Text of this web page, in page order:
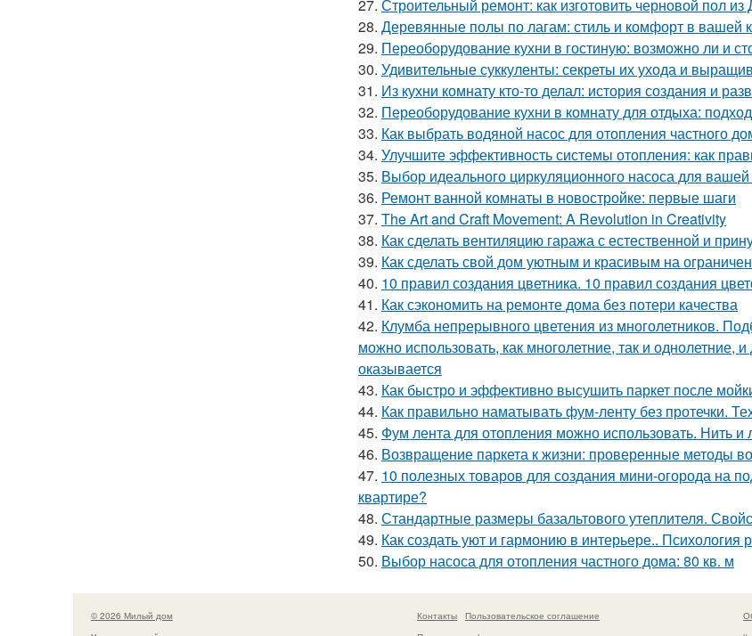
27. Строительный ремонт: как изготовить черновой пол
28. Деревянные полы по лагам: стиль и комфорт в вашей
29. Переоборудование кухни в гостиную: возможно ли и
30. Удивительные суккуленты: секреты их ухода и
31. Из кухни комнату кто-то делал: история создания и
32. Переоборудование кухни в комнату для отдыха:
33. Как выбрать водяной насос для отопления частного
34. Улучшите эффективность системы отопления: как
35. Выбор идеального циркуляционного насоса для
36. Ремонт ванной комнаты в новостройке: первые шаги
37. The Art and Craft Movement: A Revolution in Creativity
38. Как сделать вентиляцию гаража с естественной и
39. Как сделать свой дом уютным и красивым на
40. 10 правил создания цветника. 10 правил создания
41. Как сэкономить на ремонте дома без потери качества
42. Клумба непрерывного цветения из многолетников.
можно использовать, как многолетние, так и однолетние,
оказывается
43. Как быстро и эффективно высушить паркет после
44. Как правильно наматывать фум-ленту без протечки.
45. Фум лента для отопления можно использовать. Нить
46. Возвращение паркета к жизни: проверенные методы
47. 10 полезных товаров для создания мини-огорода на
квартире?
48. Стандартные размеры базальтового утеплителя.
49. Как создать уют и гармонию в интерьере.. Психология
50. Выбор насоса для отопления частного дома: 80 кв. м
© 2026 Милый дом Контакты
Пользовательское соглашение